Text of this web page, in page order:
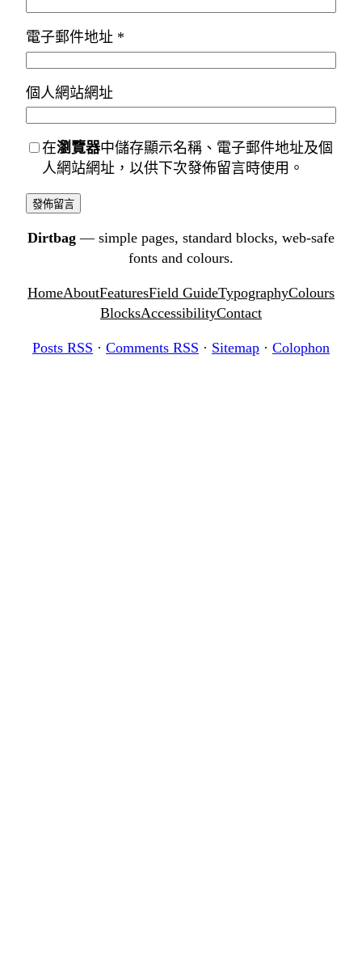
電子郵件地址 *
個人網站網址
在瀏覽器中儲存顯示名稱、電子郵件地址及個
人網站網址，以供下次發佈留言時使用。
Dirtbag — simple pages, standard blocks, web-safe
fonts and colours.
HomeAboutFeaturesField GuideTypographyColours
BlocksAccessibilityContact
Posts RSS · Comments RSS · Sitemap · Colophon